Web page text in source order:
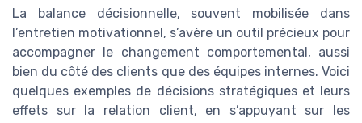
La balance décisionnelle, souvent mobilisée dans
l’entretien motivationnel, s’avère un outil précieux pour
accompagner le changement comportemental, aussi
bien du côté des clients que des équipes internes. Voici
quelques exemples de décisions stratégiques et leurs
effets sur la relation client, en s’appuyant sur les